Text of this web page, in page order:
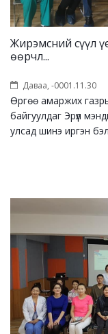
Жирэмсний сүүл
өөрчл...
Даваа, -0001.11.30
Өргөө амаржих
байгуулдаг Эрүүл
улсад шинэ иргэн